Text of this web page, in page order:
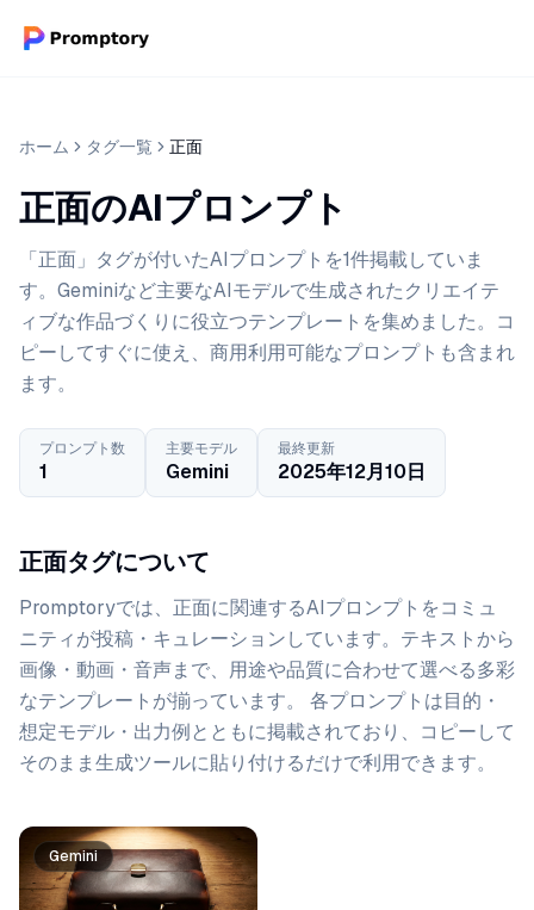
ホーム タグ一覧 正面
正面のAIプロンプト
「正面」タグが付いたAIプロンプトを1件掲載していま
す。Geminiなど主要なAIモデルで生成されたクリエイテ
ィブな作品づくりに役立つテンプレートを集めました。コ
ピーしてすぐに使え、商用利用可能なプロンプトも含まれ
ます。
プロンプト数
1
主要モデル
Gemini
最終更新
2025年12月10日
正面タグについて
Promptoryでは、 正面に関連するAIプロンプトをコミュ
ニティが投稿・キュレーションしています。 テキストから
画像・動画・音声まで、用途や品質に合わせて選べる多彩
なテンプレートが揃っています。 各プロンプトは目的・
想定モデル・出力例とともに掲載されており、コピーして
そのまま生成ツールに貼り付けるだけで利用できます。
プロンプト一覧
Gemini